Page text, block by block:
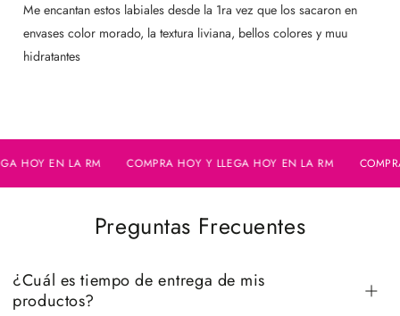
Me encantan estos labiales desde la 1ra vez que los sacaron en
envases color morado, la textura liviana, bellos colores y muu
hidratantes
EN LA RM COMPRA HOY Y LLEGA HOY EN LA RM COMPRA
Preguntas Frecuentes
¿Cuál es tiempo de entrega de mis
productos?